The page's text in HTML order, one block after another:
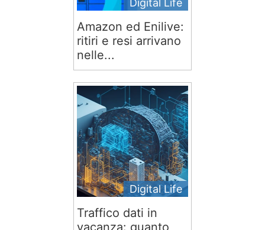
Digital Life
Amazon ed Enilive:
ritiri e resi arrivano
nelle...
Digital Life
Traffico dati in
vacanza: quanto